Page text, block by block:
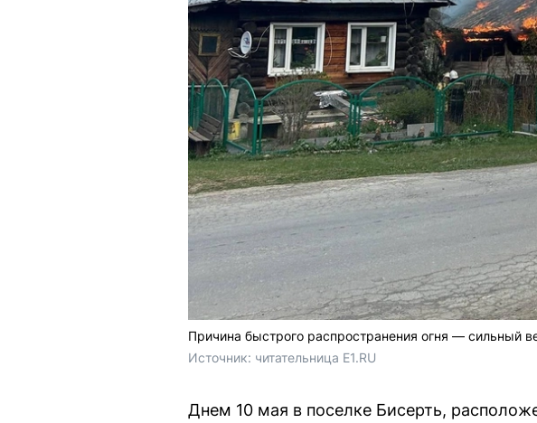
Причина быстрого распространения огня — сильный
Источник: читательница E1.RU
Днем 10 мая в поселке Бисерть,